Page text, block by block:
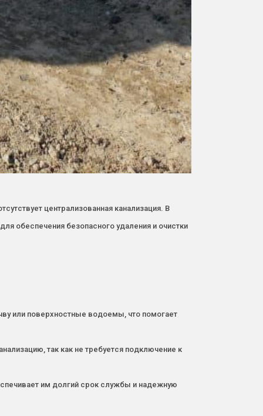
централизованная канализация. В
обеспечения безопасного удаления и очистки
или поверхностные водоемы, что помогает
так как не требуется подключение к
им долгий срок службы и надежную